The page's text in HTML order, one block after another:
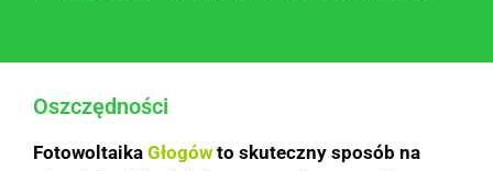
Oszczędności
Fotowoltaika Głogów to skuteczny sposób na